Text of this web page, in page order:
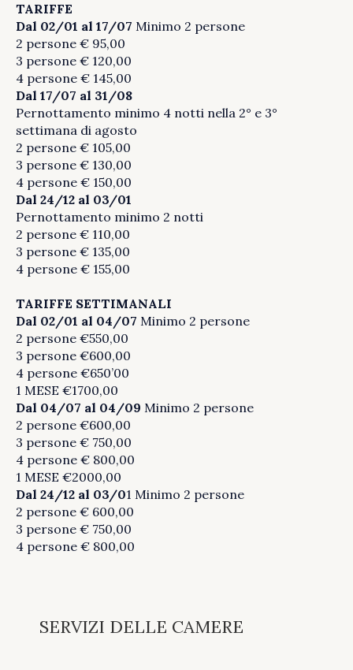
TARIFFE
Dal 02/01 al 17/07 Minimo 2 persone
2 persone € 95,00
3 persone € 120,00
4 persone € 145,00
Dal 17/07 al 31/08
Pernottamento minimo 4 notti nella 2° e 3°
settimana di agosto
2 persone € 105,00
3 persone € 130,00
4 persone € 150,00
Dal 24/12 al 03/01
Pernottamento minimo 2 notti
2 persone € 110,00
3 persone € 135,00
4 persone € 155,00
TARIFFE SETTIMANALI
Dal 02/01 al 04/07 Minimo 2 persone
2 persone €550,00
3 persone €600,00
4 persone €650’00
1 MESE €1700,00
Dal 04/07 al 04/09 Minimo 2 persone
2 persone €600,00
3 persone € 750,00
4 persone € 800,00
1 MESE €2000,00
Dal 24/12 al 03/01 Minimo 2 persone
2 persone € 600,00
3 persone € 750,00
4 persone € 800,00
SERVIZI DELLE CAMERE